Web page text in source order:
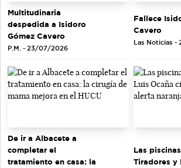
Multitudinaria
despedida a Isidoro
Gómez Cavero
P.M. - 23/07/2026
Fallece
Cavero
Las Noticias
De ir a Albacete a
completar el
tratamiento en casa: la
Las
Tiradores y